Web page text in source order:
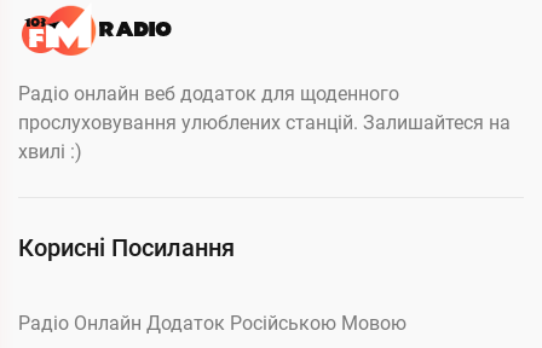
Радіо онлайн веб додаток для щоденного
прослуховування улюблених станцій. Залишайтеся на
хвилі :)
Корисні Посилання
Радіо Онлайн Додаток Російською Мовою